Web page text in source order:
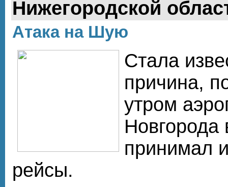
Нижегородской
Атака на Шую
Стала
причина,
утром
Новгорода
принимал
рейсы.